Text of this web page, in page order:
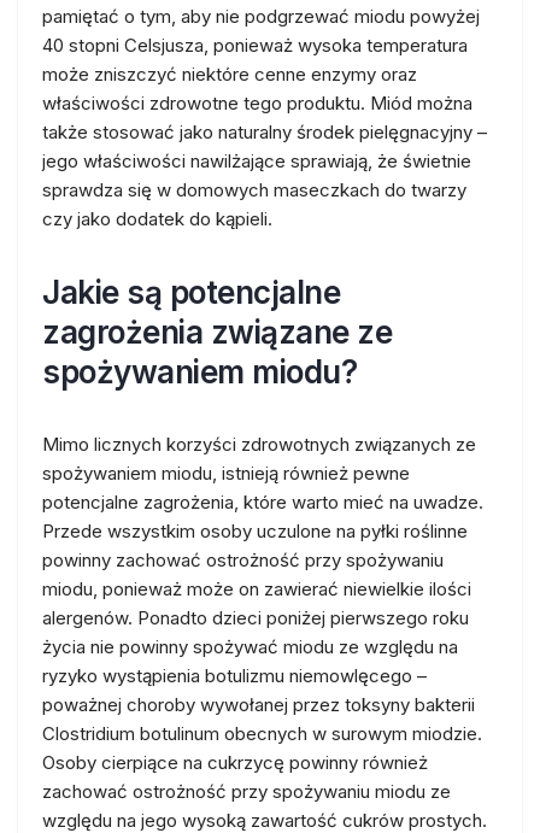
pamiętać o tym, aby nie podgrzewać miodu powyżej
40 stopni Celsjusza, ponieważ wysoka temperatura
może zniszczyć niektóre cenne enzymy oraz
właściwości zdrowotne tego produktu. Miód można
także stosować jako naturalny środek pielęgnacyjny –
jego właściwości nawilżające sprawiają, że świetnie
sprawdza się w domowych maseczkach do twarzy
czy jako dodatek do kąpieli.
Jakie są potencjalne
zagrożenia związane ze
spożywaniem miodu?
Mimo licznych korzyści zdrowotnych związanych ze
spożywaniem miodu, istnieją również pewne
potencjalne zagrożenia, które warto mieć na uwadze.
Przede wszystkim osoby uczulone na pyłki roślinne
powinny zachować ostrożność przy spożywaniu
miodu, ponieważ może on zawierać niewielkie ilości
alergenów. Ponadto dzieci poniżej pierwszego roku
życia nie powinny spożywać miodu ze względu na
ryzyko wystąpienia botulizmu niemowlęcego –
poważnej choroby wywołanej przez toksyny bakterii
Clostridium botulinum obecnych w surowym miodzie.
Osoby cierpiące na cukrzycę powinny również
zachować ostrożność przy spożywaniu miodu ze
względu na jego wysoką zawartość cukrów prostych.